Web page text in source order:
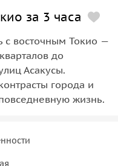
за 3 часа
с восточным Токио —
до
Асакусы.
города и
жизнь.